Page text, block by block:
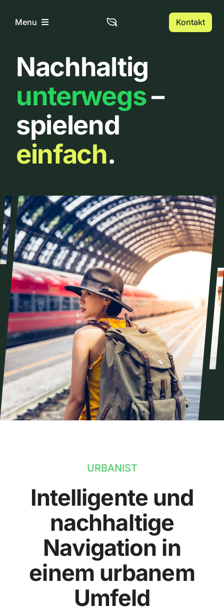
InhaltMenu
Home
Über uns
Urbanlist
Kontakt
Nachhaltig
unterwegs–
spielend
einfach.
URBANIST
Intelligente und
nachhaltige
Navigation in
einem urbanem
Umfeld